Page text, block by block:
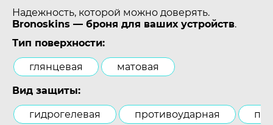
Надежность, которой можно доверять.
Bronoskins — броня для ваших устройств.
Тип поверхности:
глянцевая матовая
Вид защиты:
гидрогелевая противоударная